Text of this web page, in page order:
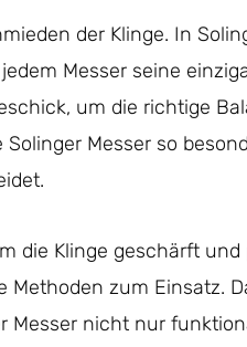
der Klinge. In
Messer seine
um die richtige
Messer so
die Klinge geschärft und
zum Einsatz.
Messer nicht nur